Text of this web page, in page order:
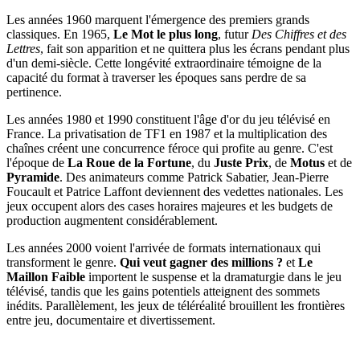
Les années 1960 marquent l'émergence des premiers grands
classiques. En 1965, Le Mot le plus long, futur Des Chiffres et des
Lettres, fait son apparition et ne quittera plus les écrans pendant plus
d'un demi-siècle. Cette longévité extraordinaire témoigne de la
capacité du format à traverser les époques sans perdre de sa
pertinence.
Les années 1980 et 1990 constituent l'âge d'or du jeu télévisé en
France. La privatisation de TF1 en 1987 et la multiplication des
chaînes créent une concurrence féroce qui profite au genre. C'est
l'époque de La Roue de la Fortune, du Juste Prix, de Motus et de
Pyramide. Des animateurs comme Patrick Sabatier, Jean-Pierre
Foucault et Patrice Laffont deviennent des vedettes nationales. Les
jeux occupent alors des cases horaires majeures et les budgets de
production augmentent considérablement.
Les années 2000 voient l'arrivée de formats internationaux qui
transforment le genre. Qui veut gagner des millions ? et Le
Maillon Faible importent le suspense et la dramaturgie dans le jeu
télévisé, tandis que les gains potentiels atteignent des sommets
inédits. Parallèlement, les jeux de téléréalité brouillent les frontières
entre jeu, documentaire et divertissement.